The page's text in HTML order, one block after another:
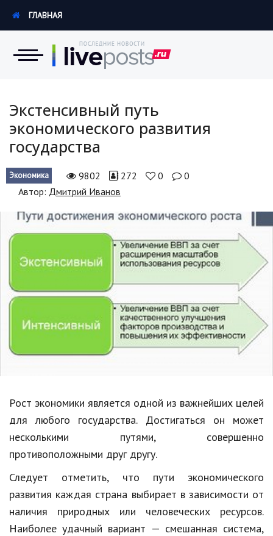
Экономика
Hi-Tech. Интернет
Россия
Наука и техника
Политика
Образование
В мире
Культура
Авто, мото
Знаменитости
Статьи
Обзоры
Рецепты
Красота и здоровье
ГЛАВНАЯ
Экстенсивный путь
экономического развития
государства
Экономика 9802 272 0
0
Автор: Дмитрий Иванов
Рост экономики является одной из важнейших целей
для любого государства. Достигаться он может
несколькими путями, совершенно
противоположными друг другу.
Следует отметить, что пути экономического
развития каждая страна выбирает в зависимости от
наличия природных или человеческих ресурсов.
Наиболее удачный вариант — смешанная система,